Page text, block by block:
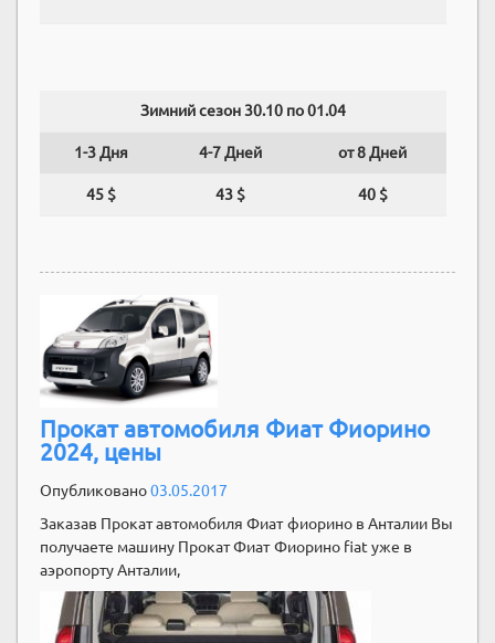
Зимний сезон 30.10 по 01.04
1-3 Дня 4-7 Дней от 8 Дней
45 $ 43 $ 40 $
Прокат автомобиля Фиат Фиорино
2024, цены
Опубликовано03.05.2017
Заказав Прокат автомобиля Фиат фиорино в Анталии Вы
получаете машину Прокат Фиат Фиорино fiat уже в
аэропорту Анталии,